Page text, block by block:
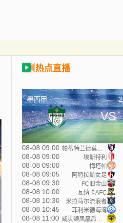
热点直播
墨西甲
VS
08-08 09:00
08-08 09:00 埃斯特利
08-08 09:00 梅塔帕
08-08 09:05 阿特拉斯女足
08-08 09:30 FC旧金山
08-08 10:00 瓦纳卡AFC
08-08 10:30 米拉马尔流浪者
08-08 10:45 菲利米德海湾
08-08 11:00